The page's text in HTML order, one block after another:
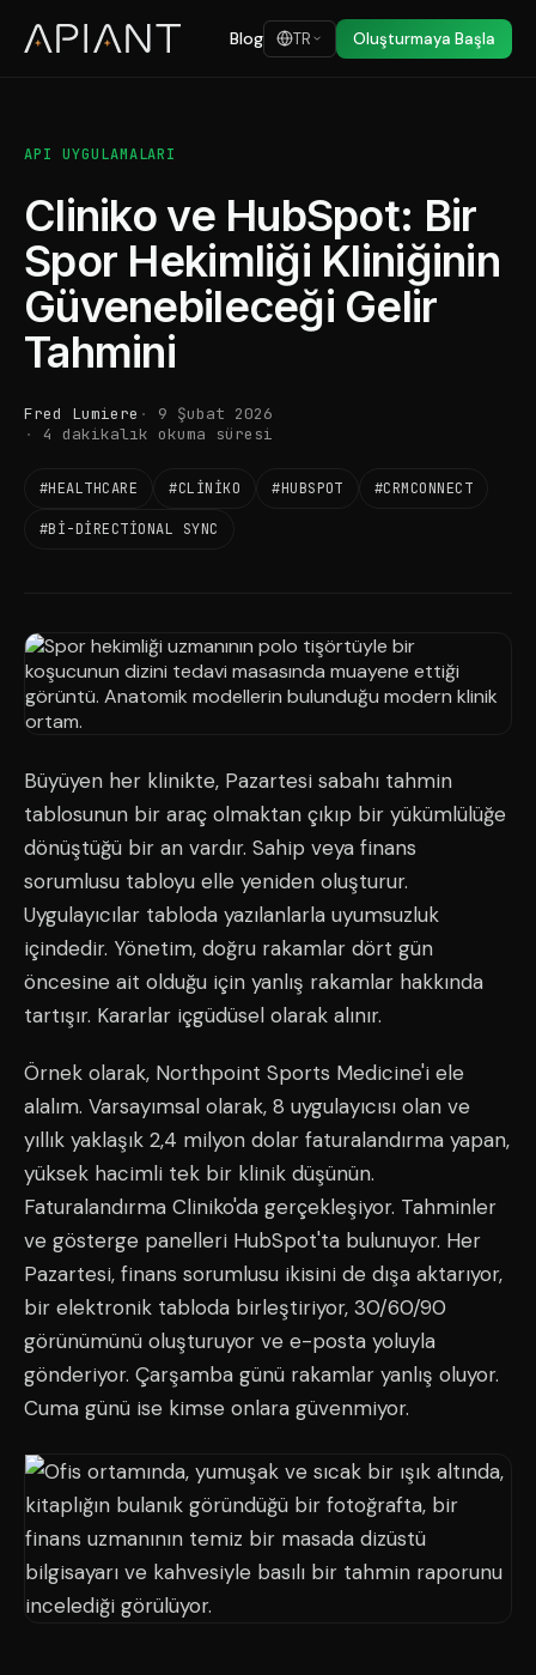
Blog TR Oluşturmaya Başla
API UYGULAMALARI
Cliniko ve HubSpot: Bir
Spor Hekimliği Kliniğinin
Güvenebileceği Gelir
Tahmini
Fred Lumiere
9 Şubat 2026
4 dakikalık okuma süresi
#HEALTHCARE #CLINIKO #HUBSPOT #CRMCONNECT
#BI-DIRECTIONAL SYNC
Büyüyen her klinikte, Pazartesi sabahı tahmin
tablosunun bir araç olmaktan çıkıp bir yükümlülüğe
dönüştüğü bir an vardır. Sahip veya finans
sorumlusu tabloyu elle yeniden oluşturur.
Uygulayıcılar tabloda yazılanlarla uyumsuzluk
içindedir. Yönetim, doğru rakamlar dört gün
öncesine ait olduğu için yanlış rakamlar hakkında
tartışır. Kararlar içgüdüsel olarak alınır.
Örnek olarak, Northpoint Sports Medicine'i ele
alalım. Varsayımsal olarak, 8 uygulayıcısı olan ve
yıllık yaklaşık 2,4 milyon dolar faturalandırma yapan,
yüksek hacimli tek bir klinik düşünün.
Faturalandırma Cliniko'da gerçekleşiyor. Tahminler
ve gösterge panelleri HubSpot'ta bulunuyor. Her
Pazartesi, finans sorumlusu ikisini de dışa aktarıyor,
bir elektronik tabloda birleştiriyor, 30/60/90
görünümünü oluşturuyor ve e-posta yoluyla
gönderiyor. Çarşamba günü rakamlar yanlış oluyor.
Cuma günü ise kimse onlara güvenmiyor.